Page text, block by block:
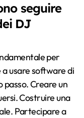
seguire
DJ
per
usare software di
passo. Creare un
Costruire una
Partecipare a